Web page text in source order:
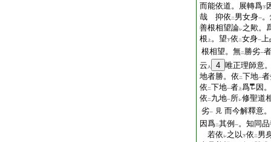
而能依道。展轉爲下
哉 抑依 二 男女身一
善根相望論レ之歟。
根
上 。望下依 二女身一上
根相望。無二 勝劣一
云 人 4 唯正理師意
地者勝。依 二下地一
依 二下地一者 上爲
因
依 二 九地一所レ修聖道
劣一 見 而今解釋意
因爲二其例 一。知同
若依 レ之以下依 二 男